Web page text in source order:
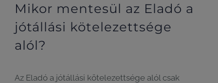
Mikor mentesül az Eladó a
jótállási kötelezettsége
alól?
Az Eladó a jótállási kötelezettsége alól csak